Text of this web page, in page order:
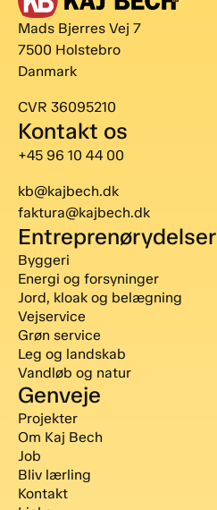
Mads Bjerres Vej 7
7500 Holstebro
Danmark
CVR 36095210
Kontakt os
+45 96 10 44 00
kb@kajbech.dk
faktura@kajbech.dk
Entreprenørydelser
Byggeri
Energi og forsyninger
Jord, kloak og belægning
Vejservice
Grøn service
Leg og landskab
Vandløb og natur
Genveje
Projekter
Om Kaj Bech
Job
Bliv lærling
Kontakt